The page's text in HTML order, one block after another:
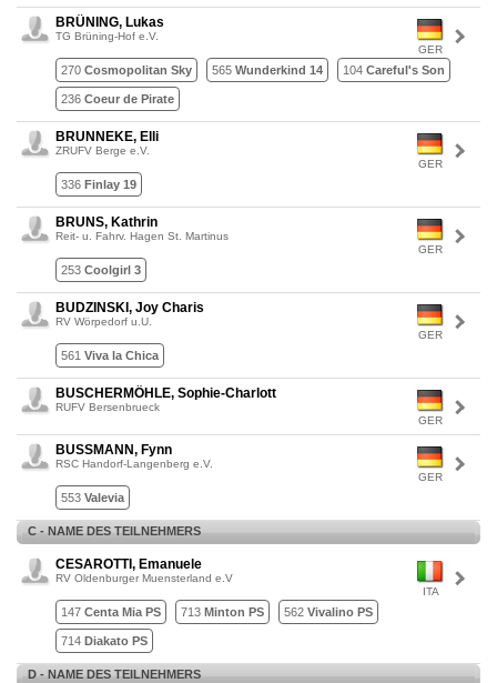
GER
BRÜNING, Lukas
TG Brüning-Hof e.V.
270 Cosmopolitan Sky 565 Wunderkind 14 104 Careful's Son
236 Coeur de Pirate
GER
BRUNNEKE, Elli
ZRUFV Berge e.V.
336 Finlay 19
GER
BRUNS, Kathrin
Reit- u. Fahrv. Hagen St. Martinus
253 Coolgirl 3
GER
BUDZINSKI, Joy Charis
RV Wörpedorf u.U.
561 Viva la Chica
GER
BUSCHERMÖHLE, Sophie-Charlott
RUFV Bersenbrueck
GER
BUSSMANN, Fynn
RSC Handorf-Langenberg e.V.
553 Valevia
C - NAME DES TEILNEHMERS
ITA
CESAROTTI, Emanuele
RV Oldenburger Muensterland e.V
147 Centa Mia PS 713 Minton PS 562 Vivalino PS
714 Diakato PS
D - NAME DES TEILNEHMERS